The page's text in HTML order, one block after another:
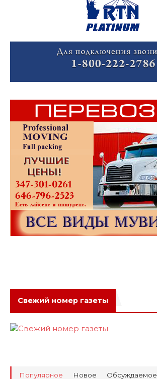
Свежий номер газеты
Популярное Новое Обсуждаемое